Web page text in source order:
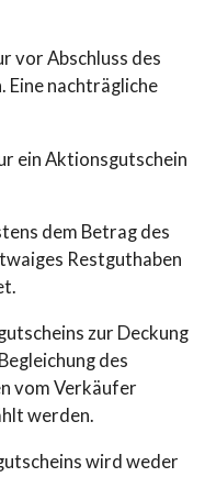
vor Abschluss des
Eine nachträgliche
ein Aktionsgutschein
dem Betrag des
Restguthaben
zur Deckung
des
vom Verkäufer
werden.
wird weder